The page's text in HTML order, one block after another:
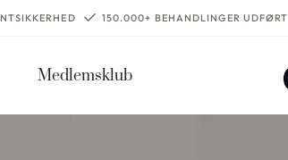
150.000+ BEHANDLINGER UDFØRT
Medlemsklub